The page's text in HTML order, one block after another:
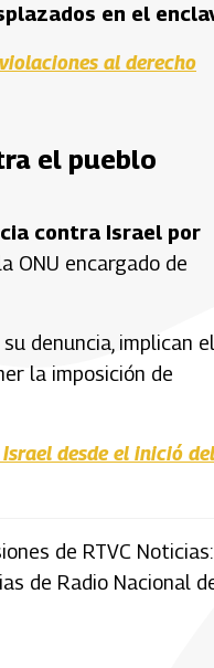
en el
al derecho
el pueblo
contra Israel por
ONU encargado de
denuncia, implican el
la imposición de
desde el inició del
de RTVC
de Radio Nacional